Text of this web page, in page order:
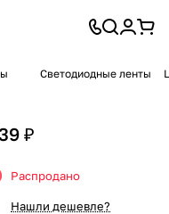
Светодиодные ленты
₽
Распродано
Нашли дешевле?